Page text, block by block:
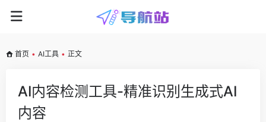
首页 • AI工具 • 正文
AI内容检测工具-精准识别生成式AI
内容